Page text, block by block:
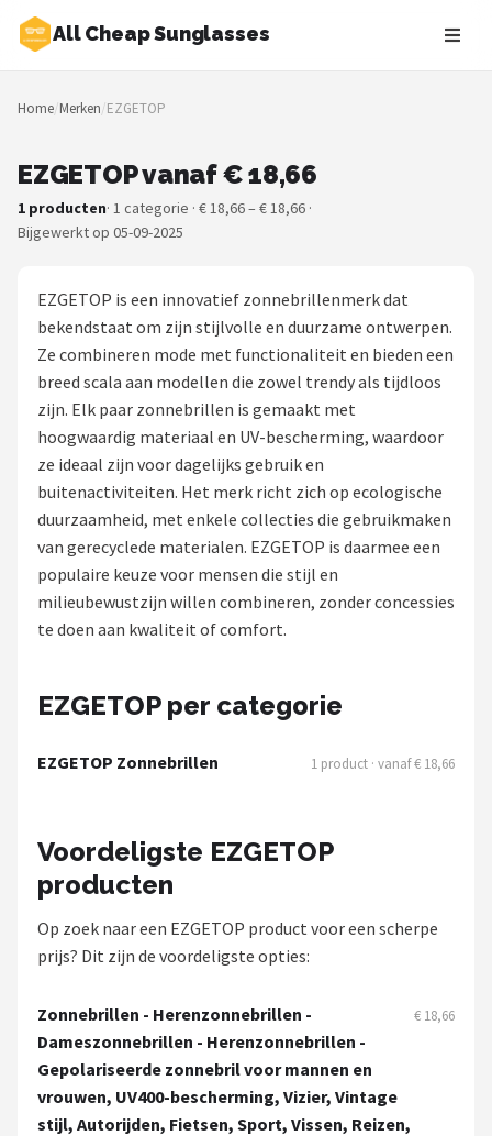
All Cheap Sunglasses
Zoeken
NAVIGATIE
Merken
Zonnebrillen
Baby zonnebrillen
Shop
POPULAIRE MERKEN
KIMU
Kingseven
Montuurtjevoorjou
Guess
Fako Sunglasses®
Alle merken →
Home/Merken/EZGETOP
EZGETOP vanaf € 18,66
1 producten· 1 categorie · € 18,66 – € 18,66 ·
Bijgewerkt op 05-09-2025
EZGETOP is een innovatief zonnebrillenmerk dat
bekendstaat om zijn stijlvolle en duurzame ontwerpen.
Ze combineren mode met functionaliteit en bieden een
breed scala aan modellen die zowel trendy als tijdloos
zijn. Elk paar zonnebrillen is gemaakt met
hoogwaardig materiaal en UV-bescherming, waardoor
ze ideaal zijn voor dagelijks gebruik en
buitenactiviteiten. Het merk richt zich op ecologische
duurzaamheid, met enkele collecties die gebruikmaken
van gerecyclede materialen. EZGETOP is daarmee een
populaire keuze voor mensen die stijl en
milieubewustzijn willen combineren, zonder concessies
te doen aan kwaliteit of comfort.
EZGETOP per categorie
EZGETOP Zonnebrillen 1 product · vanaf € 18,66
Voordeligste EZGETOP
producten
Op zoek naar een EZGETOP product voor een scherpe
prijs? Dit zijn de voordeligste opties:
Zonnebrillen - Herenzonnebrillen -
Dameszonnebrillen - Herenzonnebrillen -
Gepolariseerde zonnebril voor mannen en
vrouwen, UV400-bescherming, Vizier, Vintage
stijl, Autorijden, Fietsen, Sport, Vissen, Reizen,
€ 18,66